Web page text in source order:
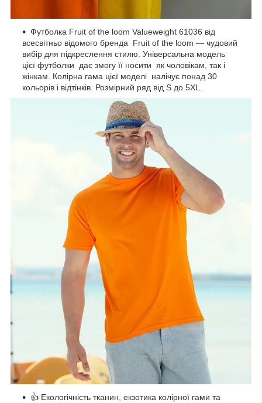
Футболка Fruit of the loom Valueweight 61036 від
всесвітньо відомого бренда Fruit of the loom — чудовий
вибір для підкреслення стилю. Універсальна модель
цієї футболки дає змогу її носити як чоловікам, так і
жінкам. Колірна гама цієї моделі налічує понад 30
кольорів і відтінків. Розмірний ряд від S до 5XL.
👍 Екологічність тканин, екзотика колірної гами та